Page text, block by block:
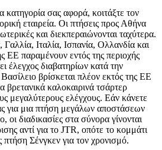
κατηγορία σας αφορά, κοιτάξτε τον
εταιρεία. Οι πτήσεις προς Αθήνα
και διεκπεραιώνονται ταχύτερα.
Ιταλία, Ισπανία, Ολλανδία και
ΕΕ παραμένουν εντός της περιοχής
έλεγχος διαβατηρίων κατά την
βρίσκεται πλέον εκτός της ΕΕ
βρετανικά καλοκαιρινά τσάρτερ
μεγαλύτερους ελέγχους. Εάν κάνετε
για μια πτήση μεγάλων αποστάσεων
διαδικασίες στα σύνορα γίνονται
αντί για το JTR, οπότε το κομμάτι
πτήση Σένγκεν για τον χρονισμό.